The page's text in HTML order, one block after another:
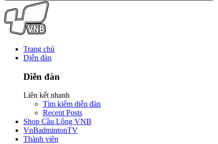
Trang chủ
Diễn đàn
Diễn đàn
Liên kết nhanh
Tìm kiếm diễn đàn
Recent Posts
Shop Cầu Lông VNB
VnBadmintonTV
Thành viên